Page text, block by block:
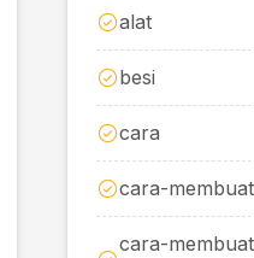
alat
besi
cara
cara-
cara-